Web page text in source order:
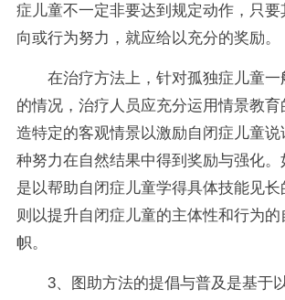
症儿童不一定非要达到规定动作，只
向或行为努力，就应给以充分的奖励。
在治疗方法上，针对孤独症儿童
的情况，治疗人员应充分运用情景教育
造特定的客观情景以激励自闭症儿童
种努力在自然结果中得到奖励与强化
是以帮助自闭症儿童学得具体技能见
则以提升自闭症儿童的主体性和行为
帜。
3、图助方法的提倡与普及是基于